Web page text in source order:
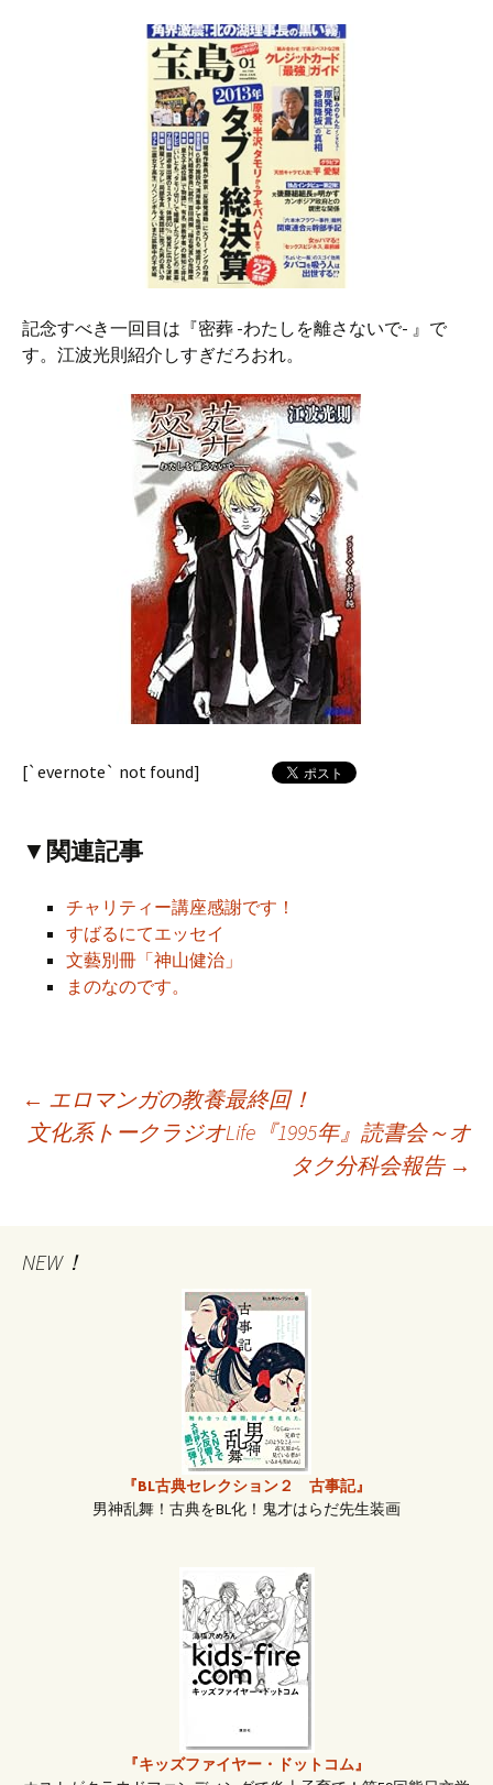
記念すべき一回目は『密葬 -わたしを離さないで- 』で
す。江波光則紹介しすぎだろおれ。
[`evernote` not found]
▼関連記事
チャリティー講座感謝です！
すばるにてエッセイ
文藝別冊「神山健治」
まのなのです。
投
ナ
← エロマンガの教養最終回！
文化系トークラジオLife『1995年』読書会～オ
タク分科会報告 →
NEW！
『BL古典セレクション２ 古事記』
男神乱舞！古典をBL化！鬼才はらだ先生装画
『キッズファイヤー・ドットコム』